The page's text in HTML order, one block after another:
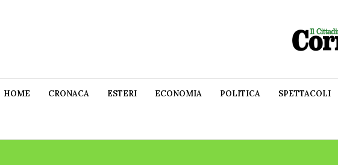
HOME CRONACA ESTERI ECONOMIA POLITICA SPETTACOLI